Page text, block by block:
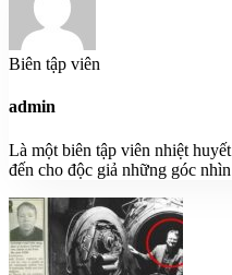
Biên tập viên
admin
Là một biên tập viên nhiệt
đến cho độc giả những góc